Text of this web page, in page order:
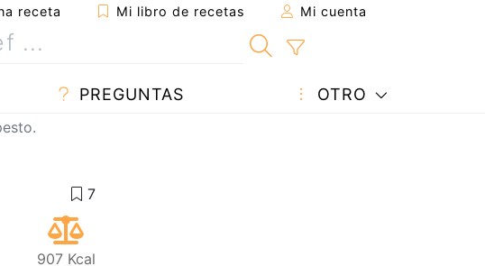
receta Mi libro de recetas Mi cuenta
PREGUNTAS OTRO
907 Kcal